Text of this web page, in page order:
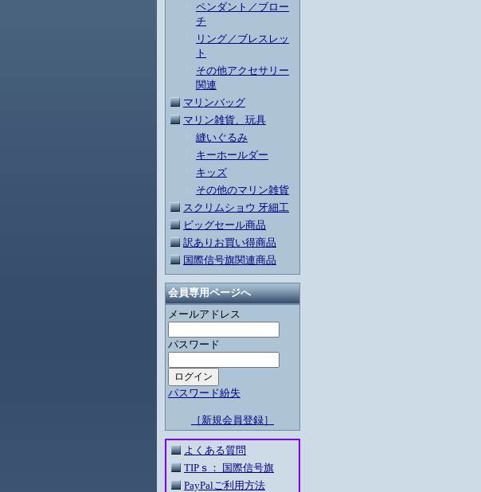
ペンダント／ブロー
チ
リング／ブレスレッ
ト
その他アクセサリー
関連
マリンバッグ
マリン雑貨、玩具
縫いぐるみ
キーホールダー
キッズ
その他のマリン雑貨
スクリムショウ 牙細工
ビッグセール商品
訳ありお買い得商品
国際信号旗関連商品
会員専用ページへ
メールアドレス
パスワード
パスワード紛失
［新規会員登録］
よくある質問
TIPｓ： 国際信号旗
PayPalご利用方法